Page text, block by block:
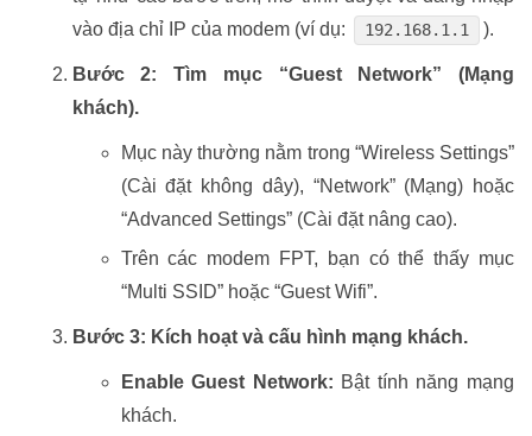
vào địa chỉ IP của modem (ví dụ:
192.168.1.1 ).
Bước 2: Tìm mục “Guest Network” (Mạng
khách).
Mục này thường nằm trong “Wireless Settings”
(Cài đặt không dây), “Network” (Mạng) hoặc
“Advanced Settings” (Cài đặt nâng cao).
Trên các modem FPT, bạn có thể thấy mục
“Multi SSID” hoặc “Guest Wifi”.
Bước 3: Kích hoạt và cấu hình mạng khách.
Enable Guest Network: Bật tính năng mạng
khách.